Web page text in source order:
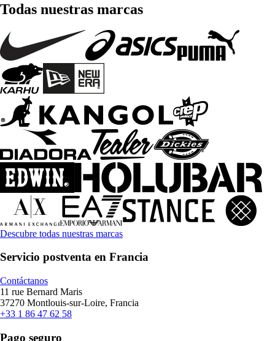
Todas nuestras marcas
Descubre todas nuestras marcas
Servicio postventa en Francia
Contáctanos
11 rue Bernard Maris
37270 Montlouis-sur-Loire, Francia
+33 1 86 47 62 58
Pago seguro